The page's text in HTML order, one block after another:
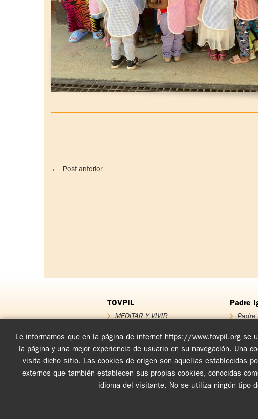
← Post anterior
TOVPIL
MEDITAR Y VIVIR
QUÉ OFRECEMOS
FUNDADOR
Noticias TOV
Padre
Padre
Obra
Audios
Le informamos que en la página de internet https://www.tovpil.org se
la página y una mejor experiencia de usuario en su navegación. Una
visita dicho sitio. Las cookies de origen son aquellas establecidas
externos que también establecen sus propias cookies, conocidas
idioma del visitante. No se utiliza ningún tipo